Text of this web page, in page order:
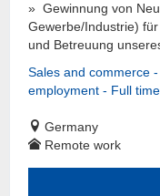
» Gewinnung von
Gewerbe/Industrie)
und Betreuung
Sales and commerce
employment - Full time
Germany
Remote work